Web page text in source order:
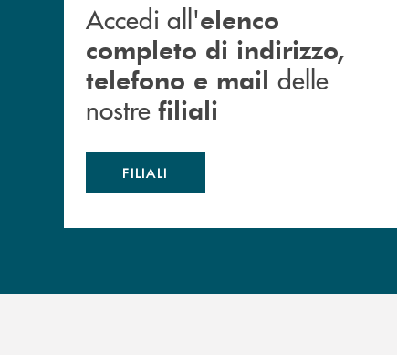
Accedi all'elenco
completo di indirizzo,
telefono e mail delle
nostre filiali
FILIALI